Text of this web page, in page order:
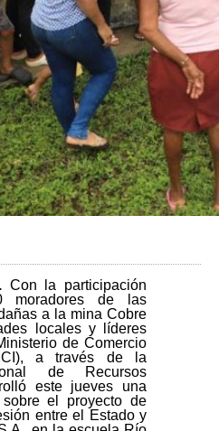
Con la participación
de las
a la mina Cobre
locales y líderes
de Comercio
a través de la
de Recursos
este jueves una
el proyecto de
entre el Estado y